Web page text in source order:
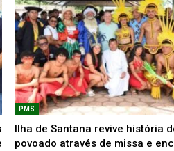
PMS
Ilha de Santana revive história
povoado através de missa e